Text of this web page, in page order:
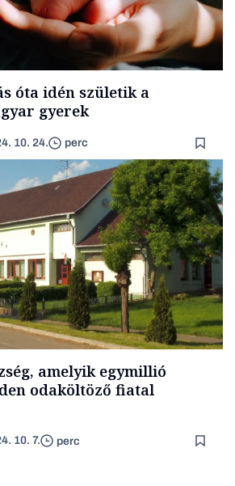
óta idén születik a
gyerek
10. 24. perc
amelyik egymillió
odaköltöző fiatal
10. 7. perc